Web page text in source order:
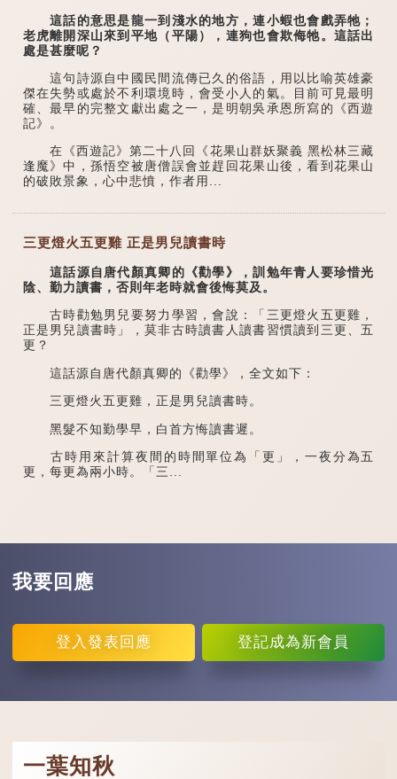
這話的意思是龍一到淺水的地方，連小蝦也會戲弄牠；
老虎離開深山來到平地（平陽），連狗也會欺侮牠。這話出
處是甚麼呢？
這句詩源自中國民間流傳已久的俗語，用以比喻英雄豪
傑在失勢或處於不利環境時，會受小人的氣。目前可見最明
確、最早的完整文獻出處之一，是明朝吳承恩所寫的《西遊
記》。
在《西遊記》第二十八回《花果山群妖聚義 黑松林三藏
逢魔》中，孫悟空被唐僧誤會並趕回花果山後，看到花果山
的破敗景象，心中悲憤，作者用...
三更燈火五更雞 正是男兒讀書時
這話源自唐代顏真卿的《勸學》，訓勉年青人要珍惜光
陰、勤力讀書，否則年老時就會後悔莫及。
古時勸勉男兒要努力學習，會說：「三更燈火五更雞，
正是男兒讀書時」，莫非古時讀書人讀書習慣讀到三更、五
更？
這話源自唐代顏真卿的《勸學》，全文如下：
三更燈火五更雞，正是男兒讀書時。
黑髮不知勤學早，白首方悔讀書遲。
古時用來計算夜間的時間單位為「更」，一夜分為五
更，每更為兩小時。「三...
我要回應
登入 發表回應 登記成為新會員
一葉知秋